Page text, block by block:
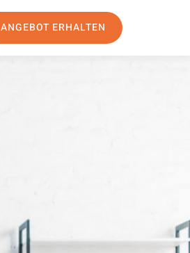
ANGEBOT ERHALTEN